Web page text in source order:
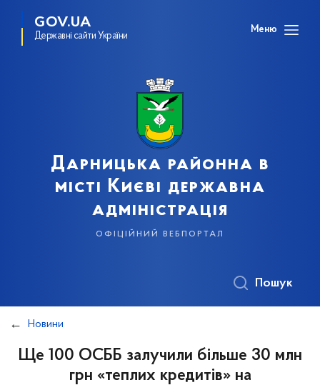
GOV.UA
Державні сайти України
Меню
Дарницька районна в
місті Києві державна
адміністрація
офіційний вебпортал
Пошук
Новини
Ще 100 ОСББ залучили більше 30 млн
грн «теплих кредитів» на